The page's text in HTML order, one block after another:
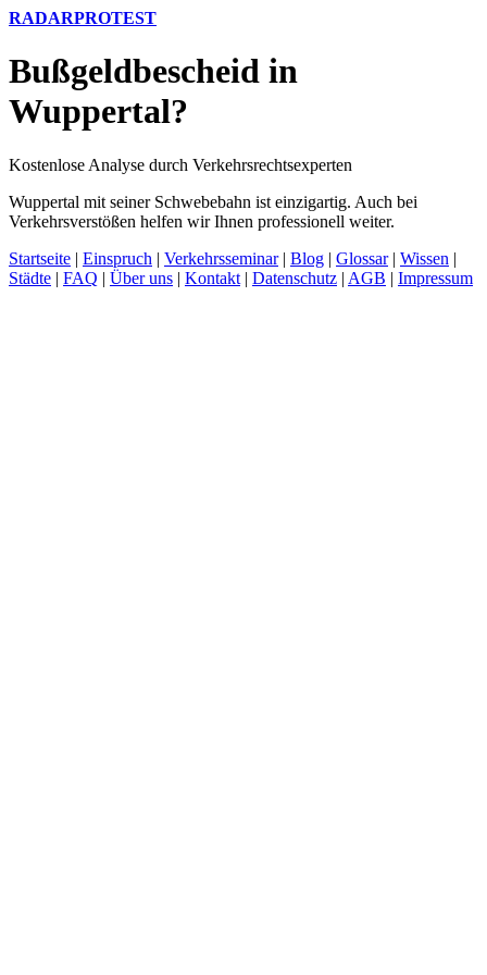
RADARPROTEST
Bußgeldbescheid in
Wuppertal?
Kostenlose Analyse durch Verkehrsrechtsexperten
Wuppertal mit seiner Schwebebahn ist einzigartig. Auch bei
Verkehrsverstößen helfen wir Ihnen professionell weiter.
Startseite | Einspruch | Verkehrsseminar| Blog | Glossar| Wissen |
Städte | FAQ | Über uns | Kontakt | Datenschutz | AGB | Impressum